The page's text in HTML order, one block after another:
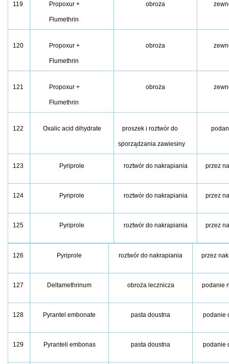
119 Propoxur +
Flumethrin
obroża
120 Propoxur +
Flumethrin
obroża
121 Propoxur +
Flumethrin
obroża
122 Oxalic acid dihydrate proszek i roztwór do
sporządzania zawiesiny
123 Pyriprole roztwór do nakrapiania przez
124 Pyriprole roztwór do nakrapiania przez
125 Pyriprole roztwór do nakrapiania przez
126 Pyriprole roztwór do nakrapiania przez
127 Deltamethrinum obroża lecznicza podanie
128 Pyrantel embonate pasta doustna podanie
129 Pyranteli embonas pasta doustna podanie